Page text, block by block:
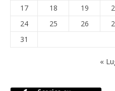
17
18 19
24
25 26
31
«